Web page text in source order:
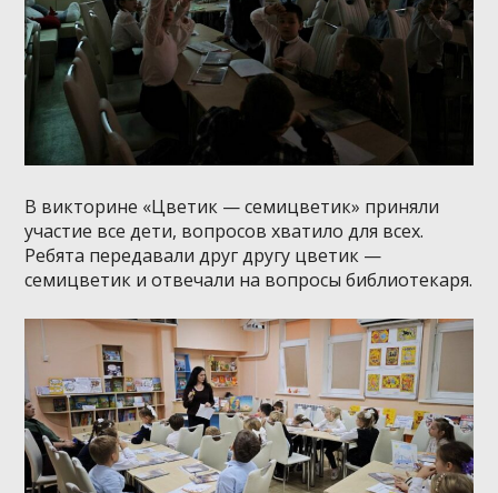
В викторине «Цветик — семицветик» приняли
участие все дети, вопросов хватило для всех.
Ребята передавали друг другу цветик —
семицветик и отвечали на вопросы библиотекаря.